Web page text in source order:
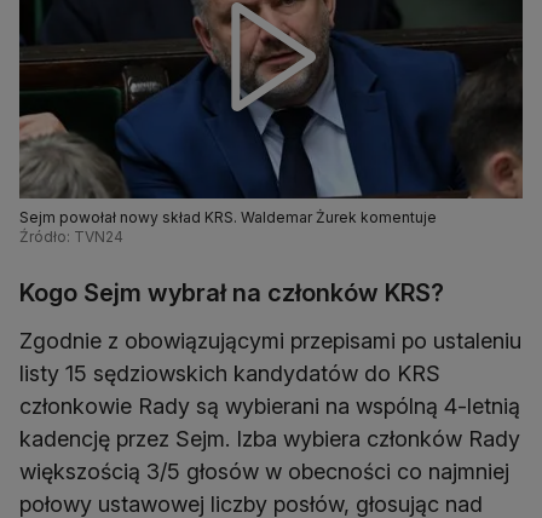
Sejm powołał nowy skład KRS. Waldemar Żurek komentuje
Źródło: TVN24
Kogo Sejm wybrał na członków KRS?
Zgodnie z obowiązującymi przepisami po ustaleniu
listy 15 sędziowskich kandydatów do KRS
członkowie Rady są wybierani na wspólną 4-letnią
kadencję przez Sejm. Izba wybiera członków Rady
większością 3/5 głosów w obecności co najmniej
połowy ustawowej liczby posłów, głosując nad